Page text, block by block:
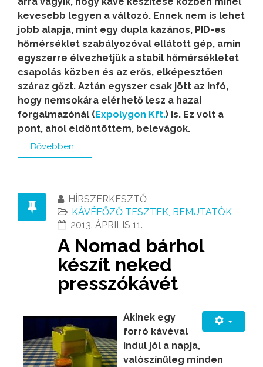
kevesebb legyen a változó. Ennek nem is lehet
jobb alapja, mint egy dupla kazános, PID-es
hőmérséklet szabályozóval ellátott gép, amin
egyszerre élvezhetjük a stabil hőmérsékletet
csapolás közben és az erős, elképesztően
száraz gőzt. Aztán egyszer csak jött az infó,
hogy nemsokára elérhető lesz a hazai
forgalmazónál (Expolygon Kft.) is. Ez volt a
pont, ahol eldöntöttem, belevágok.
Bővebben...
HÍRSZERKESZTŐ
KÁVÉFŐZŐ TESZTEK, BEMUTATÓK
2013. ÁPRILIS 11.
A Nomad bárhol
készít neked
presszókávét
Akinek egy
forró kávéval
indul jól a napja,
valószínűleg minden